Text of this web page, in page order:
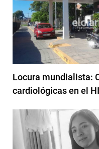
Locura mundialista:
cardiológicas en el